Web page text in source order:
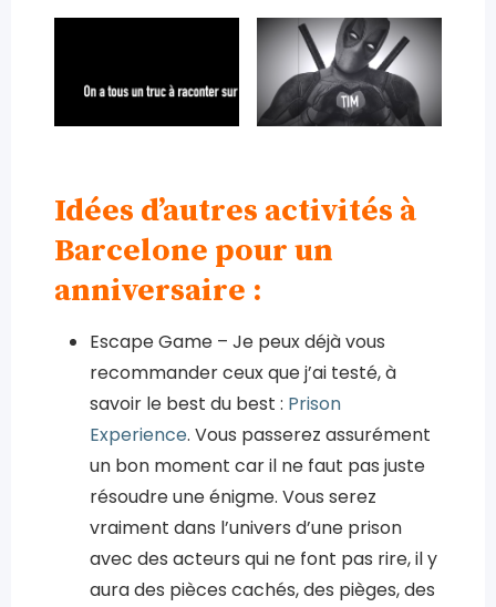
Idées d’autres activités à
Barcelone pour un
anniversaire :
Escape Game – Je peux déjà vous
recommander ceux que j’ai testé, à
savoir le best du best : Prison
Experience. Vous passerez assurément
un bon moment car il ne faut pas juste
résoudre une énigme. Vous serez
vraiment dans l’univers d’une prison
avec des acteurs qui ne font pas rire, il y
aura des pièces cachés, des pièges, des